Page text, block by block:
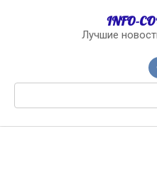
INFO-
Лучшие